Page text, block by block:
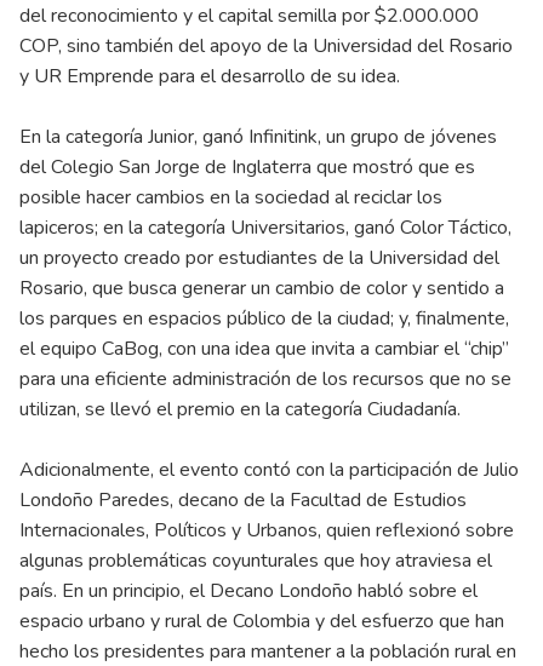
del reconocimiento y el capital semilla por $2.000.000
COP, sino también del apoyo de la Universidad del Rosario
y UR Emprende para el desarrollo de su idea.
En la categoría Junior, ganó Infinitink, un grupo de jóvenes
del Colegio San Jorge de Inglaterra que mostró que es
posible hacer cambios en la sociedad al reciclar los
lapiceros; en la categoría Universitarios, ganó Color Táctico,
un proyecto creado por estudiantes de la Universidad del
Rosario, que busca generar un cambio de color y sentido a
los parques en espacios público de la ciudad; y, finalmente,
el equipo CaBog, con una idea que invita a cambiar el “chip”
para una eficiente administración de los recursos que no se
utilizan, se llevó el premio en la categoría Ciudadanía.
Adicionalmente, el evento contó con la participación de Julio
Londoño Paredes, decano de la Facultad de Estudios
Internacionales, Políticos y Urbanos, quien reflexionó sobre
algunas problemáticas coyunturales que hoy atraviesa el
país. En un principio, el Decano Londoño habló sobre el
espacio urbano y rural de Colombia y del esfuerzo que han
hecho los presidentes para mantener a la población rural en